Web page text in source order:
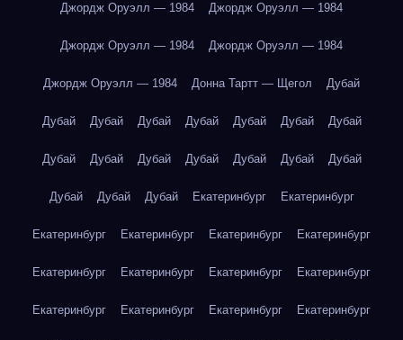
Джордж Оруэлл — 1984 Джордж Оруэлл — 1984
Джордж Оруэлл — 1984 Джордж Оруэлл — 1984
Джордж Оруэлл — 1984 Донна Тартт — Щегол Дубай
Дубай Дубай Дубай Дубай Дубай Дубай Дубай
Дубай Дубай Дубай Дубай Дубай Дубай Дубай
Дубай Дубай Дубай Екатеринбург Екатеринбург
Екатеринбург Екатеринбург Екатеринбург Екатеринбург
Екатеринбург Екатеринбург Екатеринбург Екатеринбург
Екатеринбург Екатеринбург Екатеринбург Екатеринбург